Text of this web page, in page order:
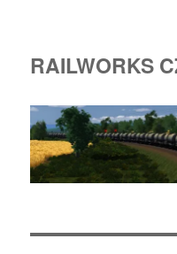
RAILWORKS